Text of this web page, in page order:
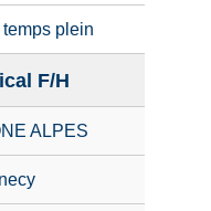
plein
F/H
ALPES